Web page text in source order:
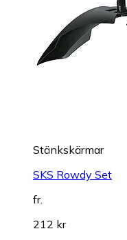
Stänkskärmar
SKS Rowdy Set
fr.
212 kr